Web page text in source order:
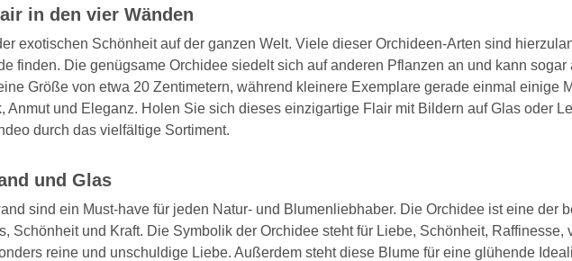
in den vier Wänden
exotischen Schönheit auf der ganzen Welt. Viele dieser Orchideen-Arten sind
finden. Die genügsame Orchidee siedelt sich auf anderen Pflanzen an und kann
Größe von etwa 20 Zentimetern, während kleinere Exemplare gerade einmal einige
Anmut und Eleganz. Holen Sie sich dieses einzigartige Flair mit Bildern auf Glas oder
durch das vielfältige Sortiment.
und Glas
sind ein Must-have für jeden Natur- und Blumenliebhaber. Die Orchidee ist eine der
Schönheit und Kraft. Die Symbolik der Orchidee steht für Liebe, Schönheit,
reine und unschuldige Liebe. Außerdem steht diese Blume für eine glühende